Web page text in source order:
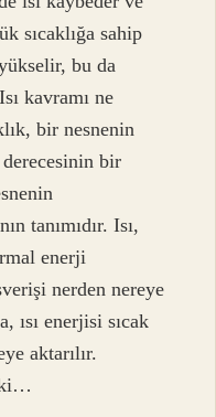
sıcaklığa sahip
yükselir, bu da
kavramı ne
bir nesnenin
bir
tanımıdır. Isı,
enerji
nerden nereye
ısı enerjisi sıcak
aktarılır.